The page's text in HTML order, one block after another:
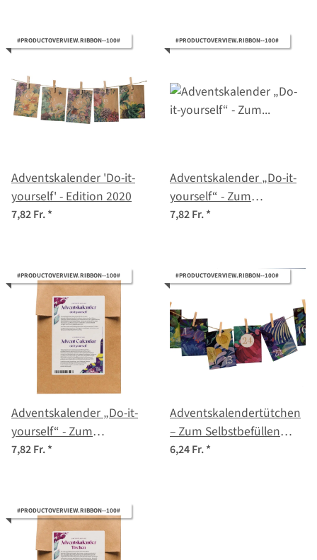
#PRODUCTOVERVIEW.RIBBON--100#
Adventskalender 'Do-it-
yourself' - Edition 2020
7,82 Fr.*
#PRODUCTOVERVIEW.RIBBON--100#
Adventskalender „Do-it-
yourself“ - Zum
Selbstbefüllen EDITION
7,82 Fr.*
#PRODUCTOVERVIEW.RIBBON--100#
Adventskalender „Do-it-
yourself“ - Zum
Selbstbefüllen EDITION
7,82 Fr.*
#PRODUCTOVERVIEW.RIBBON--100#
Adventskalendertütchen
– Zum Selbstbefüllen
(limitierte Auflage 2021)
6,24 Fr.*
#PRODUCTOVERVIEW.RIBBON--100#